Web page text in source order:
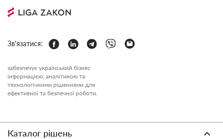
Зв'язатися:
забезпечує український бізнес
інформацією, аналітикою та
технологічними рішеннями для
ефективної та безпечної роботи.
Каталог рішень